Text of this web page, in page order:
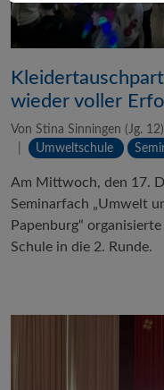
wieder voller
Von Stina Sinningen (Jg. 12)
Umweltschule
Am Mittwoch, den 17.
Seminarfach „Umwelt
Papenburg“
Schule in die 2. Runde.